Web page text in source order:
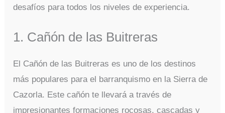
desafíos para todos los niveles de experiencia.
1. Cañón de las Buitreras
El Cañón de las Buitreras es uno de los destinos
más populares para el barranquismo en la Sierra de
Cazorla. Este cañón te llevará a través de
impresionantes formaciones rocosas, cascadas y